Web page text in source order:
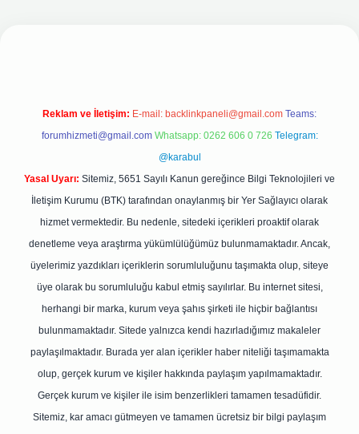
Reklam ve İletişim: E-mail: backlinkpaneli@gmail.com Teams:
forumhizmeti@gmail.com Whatsapp: 0262 606 0 726 Telegram:
@karabul
Yasal Uyarı: Sitemiz, 5651 Sayılı Kanun gereğince Bilgi Teknolojileri ve
İletişim Kurumu (BTK) tarafından onaylanmış bir Yer Sağlayıcı olarak
hizmet vermektedir. Bu nedenle, sitedeki içerikleri proaktif olarak
denetleme veya araştırma yükümlülüğümüz bulunmamaktadır. Ancak,
üyelerimiz yazdıkları içeriklerin sorumluluğunu taşımakta olup, siteye
üye olarak bu sorumluluğu kabul etmiş sayılırlar. Bu internet sitesi,
herhangi bir marka, kurum veya şahıs şirketi ile hiçbir bağlantısı
bulunmamaktadır. Sitede yalnızca kendi hazırladığımız makaleler
paylaşılmaktadır. Burada yer alan içerikler haber niteliği taşımamakta
olup, gerçek kurum ve kişiler hakkında paylaşım yapılmamaktadır.
Gerçek kurum ve kişiler ile isim benzerlikleri tamamen tesadüfidir.
Sitemiz, kar amacı gütmeyen ve tamamen ücretsiz bir bilgi paylaşım